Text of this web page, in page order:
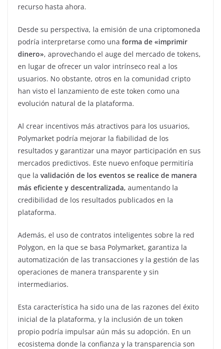
recurso hasta ahora.
Desde su perspectiva, la emisión de una criptomoneda
podría interpretarse como una forma de «imprimir
dinero», aprovechando el auge del mercado de tokens,
en lugar de ofrecer un valor intrínseco real a los
usuarios. No obstante, otros en la comunidad cripto
han visto el lanzamiento de este token como una
evolución natural de la plataforma.
Al crear incentivos más atractivos para los usuarios,
Polymarket podría mejorar la fiabilidad de los
resultados y garantizar una mayor participación en sus
mercados predictivos. Este nuevo enfoque permitiría
que la validación de los eventos se realice de manera
más eficiente y descentralizada, aumentando la
credibilidad de los resultados publicados en la
plataforma.
Además, el uso de contratos inteligentes sobre la red
Polygon, en la que se basa Polymarket, garantiza la
automatización de las transacciones y la gestión de las
operaciones de manera transparente y sin
intermediarios.
Esta característica ha sido una de las razones del éxito
inicial de la plataforma, y la inclusión de un token
propio podría impulsar aún más su adopción. En un
ecosistema donde la confianza y la transparencia son